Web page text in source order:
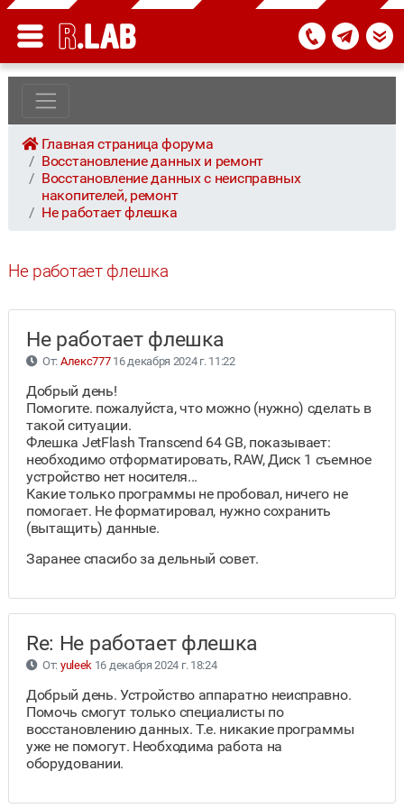
Главная страница форума
Восстановление данных и ремонт
Восстановление данных с неисправных
накопителей, ремонт
Не работает флешка
Не работает флешка
Не работает флешка
От: Алекс77716 декабря 2024 г. 11:22
Добрый день!
Помогите. пожалуйста, что можно (нужно) сделать в
такой ситуации.
Флешка JetFlash Transcend 64 GB, показывает:
необходимо отформатировать, RAW, Диск 1 съемное
устройство нет носителя...
Какие только программы не пробовал, ничего не
помогает. Не форматировал, нужно сохранить
(вытащить) данные.
Заранее спасибо за дельный совет.
Re: Не работает флешка
От: yuleek 16 декабря 2024 г. 18:24
Добрый день. Устройство аппаратно неисправно.
Помочь смогут только специалисты по
восстановлению данных. Т.е. никакие программы
уже не помогут. Необходима работа на
оборудовании.